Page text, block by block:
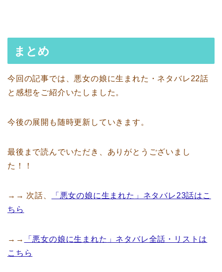
まとめ
今回の記事では、悪女の娘に生まれた・ネタバレ22話
と感想をご紹介いたしました。
今後の展開も随時更新していきます。
最後まで読んでいただき、ありがとうございまし
た！！
→→ 次話、
「悪女の娘に生まれた」ネタバレ23話はこ
ちら
→→
「悪女の娘に生まれた」ネタバレ全話・リストは
こちら